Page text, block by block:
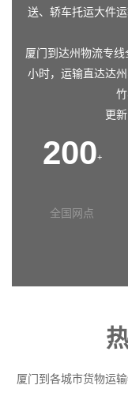
送、轿车托运大件
厦门到达州物流专
小时，运输直达达州
更
200+
全国网点
厦门到各城市货物运